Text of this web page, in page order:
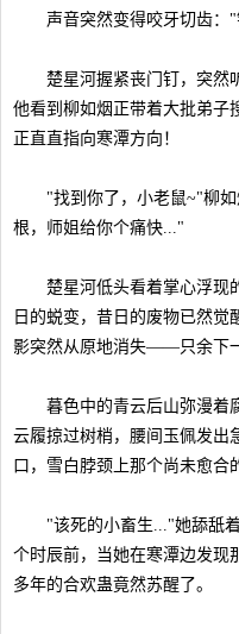
声音突然变得咬牙切齿："
楚星河握紧丧门钉，突然听
他看到柳如烟正带着大批弟子
正直直指向寒潭方向！
"找到你了，小老鼠~"柳如
根，师姐给你个痛快..."
楚星河低头看着掌心浮现
日的蜕变，昔日的废物已然觉
影突然从原地消失——只余下
暮色中的青云后山弥漫着
云履掠过树梢，腰间玉佩发出
口，雪白脖颈上那个尚未愈合
"该死的小畜生..."她舔舐着
个时辰前，当她在寒潭边发现
多年的合欢蛊竟然苏醒了。